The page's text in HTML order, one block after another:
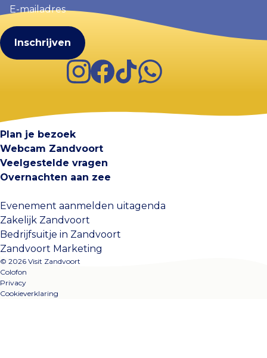
mailadres
(Vereist)
InstagramFacebook
TikTokWhatsApp
Plan je bezoek
Webcam Zandvoort
Veelgestelde vragen
Overnachten aan zee
Evenement aanmelden uitagenda
Zakelijk Zandvoort
Bedrijfsuitje in Zandvoort
Zandvoort Marketing
© 2026 Visit Zandvoort
Colofon
Privacy
Cookieverklaring